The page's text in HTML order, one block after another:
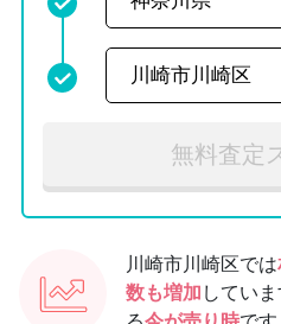
無料査定
川崎市川崎区では
数も増加 していま